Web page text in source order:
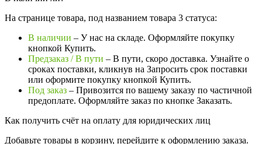
На странице товара, под названием товара 3 статуса:
В наличии – У нас на складе. Оформляйте покупку
кнопкой Купить.
Предзаказ / В пути – В пути, скоро доставка. Узнайте о
сроках поставки, кликнув на Запросить cрок поставки
или оформите покупку кнопкой Купить.
Под заказ – Привозится по вашему заказу по частичной
предоплате. Оформляйте заказ по кнопке Заказать.
Как получить счёт на оплату для юридических лиц
Добавьте товары в корзину, перейдите к оформлению заказа.